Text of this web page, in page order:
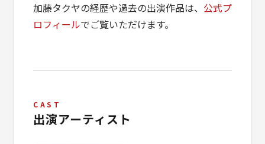
加藤タクヤの経歴や過去の出演作品は、 公式プ
ロフィールでご覧いただけます。
CAST
出演アーティスト